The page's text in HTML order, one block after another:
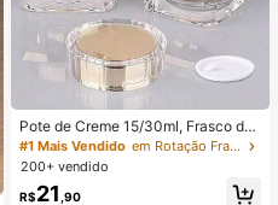
Pote de Creme 15/30ml, Frasco de
Creme Facial, Frasco de Creme par
a os Olhos, Embalagem Cosmética
de Acrílico de Alta Qualidade, Frasc
o Dispensador
#1 Mais Vendido
em Rotação Frascos de spray
200+ vendido
R$21 ,90